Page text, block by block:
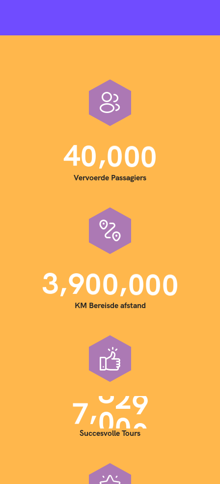
40,000
Vervoerde Passagiers
3,900,000
KM Bereisde afstand
7,000
Succesvolle Tours